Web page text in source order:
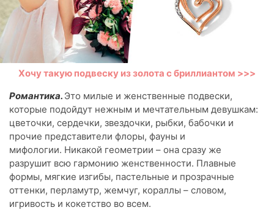
Хочу такую подвеску из золота с бриллиантом >>>
Романтика. Это милые и женственные подвески,
которые подойдут нежным и мечтательным девушкам:
цветочки, сердечки, звездочки, рыбки, бабочки и
прочие представители флоры, фауны и
мифологии. Никакой геометрии – она сразу же
разрушит всю гармонию женственности. Плавные
формы, мягкие изгибы, пастельные и прозрачные
оттенки, перламутр, жемчуг, кораллы – словом,
игривость и кокетство во всем.